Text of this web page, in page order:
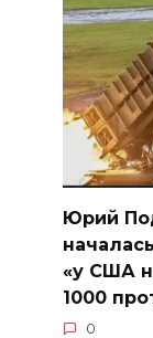
Юрий
«у США
1000
0